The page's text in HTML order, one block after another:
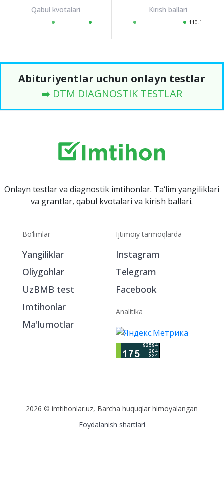
- - - - 110.1
Abituriyentlar uchun onlayn testlar
➡️ DTM DIAGNOSTIK TESTLAR
Onlayn testlar va diagnostik imtihonlar. Ta‘lim yangiliklari
va grantlar, qabul kvotalari va kirish ballari.
Bo‘limlar
Yangiliklar
Oliygohlar
UzBMB test
Imtihonlar
Ma'lumotlar
Ijtimoiy tarmoqlarda
Instagram
Telegram
Facebook
Analitika
2026 © imtihonlar.uz, Barcha huquqlar himoyalangan
Foydalanish shartlari